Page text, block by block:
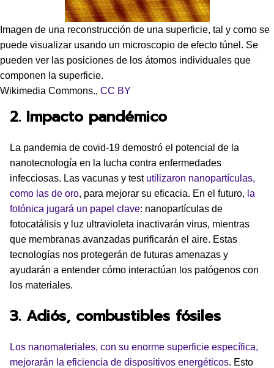
Imagen de una reconstrucción de una superficie, tal y como se
puede visualizar usando un microscopio de efecto túnel. Se
pueden ver las posiciones de los átomos individuales que
componen la superficie.
Wikimedia Commons., CC BY
2. Impacto pandémico
La pandemia de covid-19 demostró el potencial de la
nanotecnología en la lucha contra enfermedades
infecciosas. Las vacunas y test utilizaron nanopartículas,
como las de oro, para mejorar su eficacia. En el futuro, la
fotónica jugará un papel clave: nanopartículas de
fotocatálisis y luz ultravioleta inactivarán virus, mientras
que membranas avanzadas purificarán el aire. Estas
tecnologías nos protegerán de futuras amenazas y
ayudarán a entender cómo interactúan los patógenos con
los materiales.
3. Adiós, combustibles fósiles
Los nanomateriales, con su enorme superficie específica,
mejorarán la eficiencia de dispositivos energéticos. Esto